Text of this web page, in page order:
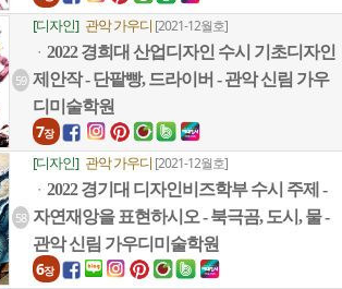
59
[디자인] 관악 가우디 [2021-12월호]
ㆍ 2022 경희대 산업디자인 수시 기초디자인
제안작 - 단팥빵, 드라이버 - 관악 신림 가우
디미술학원
7장
58
[디자인] 관악 가우디 [2021-12월호]
ㆍ 2022 경기대 디자인비즈학부 수시 주제 -
자연재앙을 표현하시오 - 북극곰, 도시, 물 -
관악 신림 가우디미술학원
6장